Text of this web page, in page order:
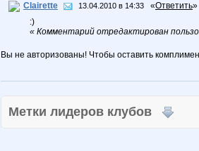
Clairette 13.04.2010 в 14:33 «Ответить»
:)
« Комментарий отредактирован
Вы не авторизованы! Чтобы оставить
Метки лидеров клубов